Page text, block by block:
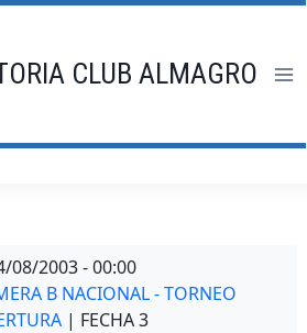
CLUB ALMAGRO
08/2003 - 00:00
B NACIONAL - TORNEO
| FECHA 3